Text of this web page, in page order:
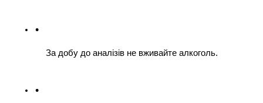
За добу до аналізів не вживайте алкоголь.